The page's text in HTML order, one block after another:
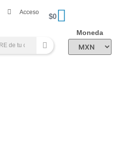
Acceso $0
Moneda